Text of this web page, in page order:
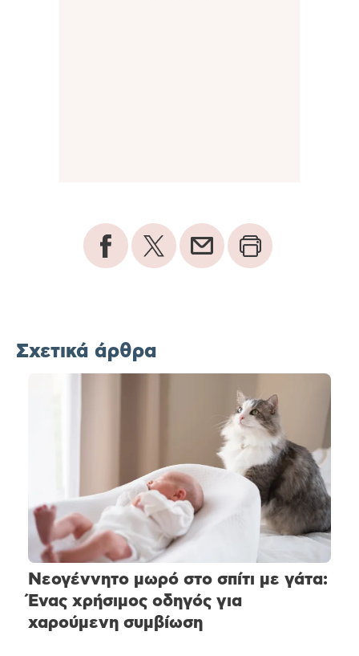
Σχετικά άρθρα
Νεογέννητο μωρό στο σπίτι με γάτα:
Ένας χρήσιμος οδηγός για
χαρούμενη συμβίωση